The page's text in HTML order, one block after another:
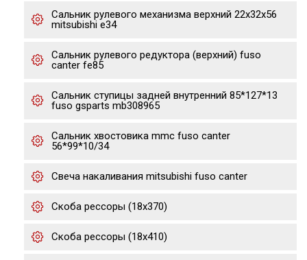
Сальник рулевого механизма верхний 22х32х56
mitsubishi e34
Сальник рулевого редуктора (верхний) fuso
canter fe85
Сальник ступицы задней внутренний 85*127*13
fuso gsparts mb308965
Сальник хвостовика mmc fuso canter
56*99*10/34
Свеча накаливания mitsubishi fuso canter
Скоба рессоры (18x370)
Скоба рессоры (18x410)